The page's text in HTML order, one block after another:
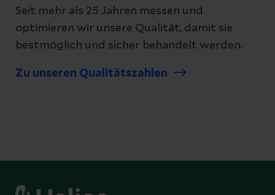
Seit mehr als 25 Jahren messen und
optimieren wir unsere Qualität, damit sie
bestmöglich und sicher behandelt werden.
Zu unseren Qualitätszahlen